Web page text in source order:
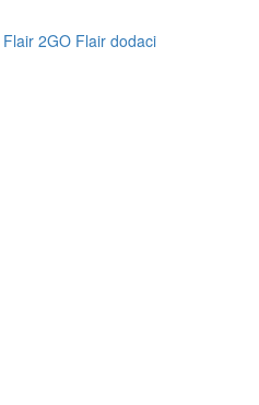
Flair 2GO Flair dodaci